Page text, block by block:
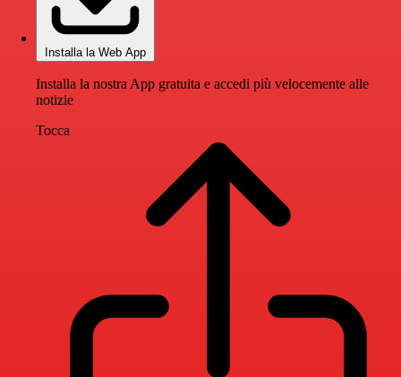
Installa la Web App
Installa la nostra App gratuita e accedi più velocemente alle
notizie
Tocca